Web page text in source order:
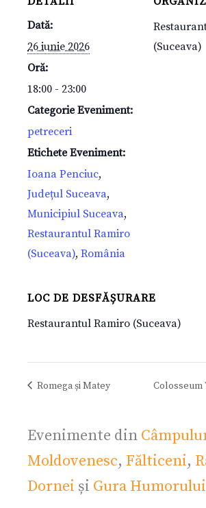
Dată:
26 iunie 2026
Oră:
18:00 - 23:00
Categorie Eveniment:
petreceri
Etichete Eveniment:
Ioana Penciuc,
Județul Suceava,
Municipiul Suceava,
Restaurantul Ramiro
(Suceava), România
(Suceava)
LOC DE DESFĂȘURARE
Restaurantul Ramiro (Suceava)
Romega și Matey Colosseum
Evenimente din
Moldovenesc, Fălticeni,
Dornei și Gura Humorului